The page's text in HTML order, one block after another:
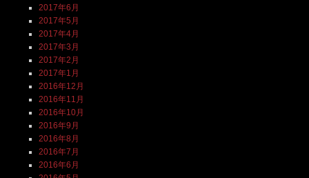
2017年6月
2017年5月
2017年4月
2017年3月
2017年2月
2017年1月
2016年12月
2016年11月
2016年10月
2016年9月
2016年8月
2016年7月
2016年6月